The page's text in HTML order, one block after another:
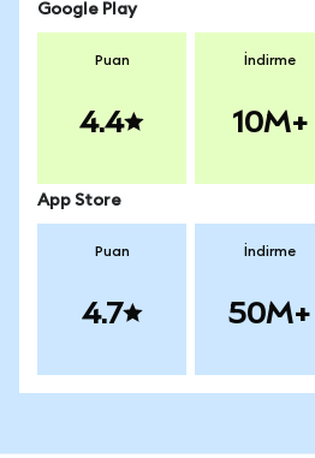
Google Play
Puan
4.4
İndirme
10M+
App Store
Puan
4.7
İndirme
50M+